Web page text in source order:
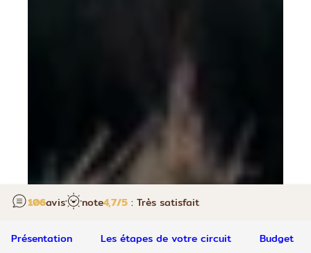
Présentation Les étapes de votre circuit Budget
106avis note4,7/5 : Très satisfait